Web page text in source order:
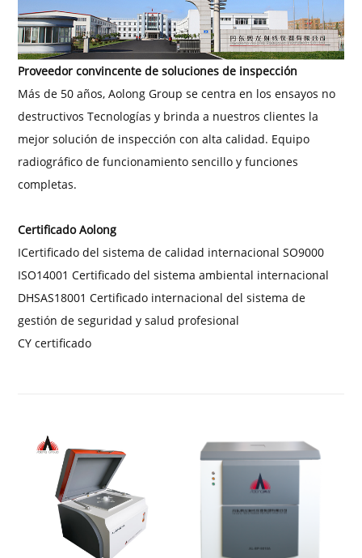
Proveedor convincente de soluciones de inspección
Más de 50 años, Aolong Group se centra en los ensayos no
destructivos Tecnologías y brinda a nuestros clientes la
mejor solución de inspección con alta calidad. Equipo
radiográfico de funcionamiento sencillo y funciones
completas.
Certificado Aolong
ICertificado del sistema de calidad internacional SO9000
ISO14001 Certificado del sistema ambiental internacional
DHSAS18001 Certificado internacional del sistema de
gestión de seguridad y salud profesional
CY certificado